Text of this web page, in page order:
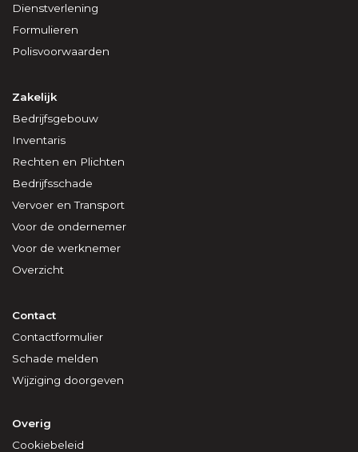
Dienstverlening
Formulieren
Polisvoorwaarden
Zakelijk
Bedrijfsgebouw
Inventaris
Rechten en Plichten
Bedrijfsschade
Vervoer en Transport
Voor de ondernemer
Voor de werknemer
Overzicht
Contact
Contactformulier
Schade melden
Wijziging doorgeven
Overig
Cookiebeleid